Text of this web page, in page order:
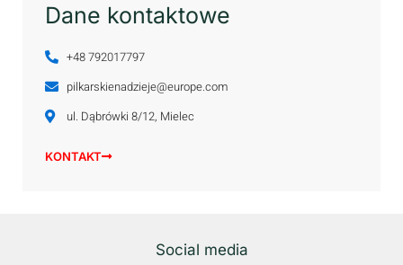
Dane kontaktowe
+48 792017797
pilkarskienadzieje@europe.com
ul. Dąbrówki 8/12, Mielec
KONTAKT
Social media